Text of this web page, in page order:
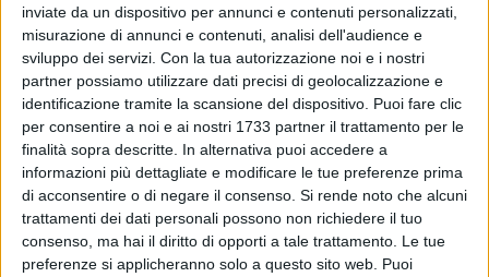
inviate da un dispositivo per annunci e contenuti personalizzati,
misurazione di annunci e contenuti, analisi dell'audience e
sviluppo dei servizi. Con la tua autorizzazione noi e i nostri
partner possiamo utilizzare dati precisi di geolocalizzazione e
identificazione tramite la scansione del dispositivo. Puoi fare clic
per consentire a noi e ai nostri 1733 partner il trattamento per le
finalità sopra descritte. In alternativa puoi accedere a
informazioni più dettagliate e modificare le tue preferenze prima
di acconsentire o di negare il consenso. Si rende noto che alcuni
trattamenti dei dati personali possono non richiedere il tuo
consenso, ma hai il diritto di opporti a tale trattamento. Le tue
preferenze si applicheranno solo a questo sito web. Puoi
7
La presidente del Consiglio, Valeria Mazzone, informa la
cittadinanza che la seduta straordinaria del Consiglio
Comunale si terrà nella Sala Consiliare del Palazzo di Città,
in 1^ convocazione lunedì 30 ottobre 2023 con inizio alle ore
16:30 ed occorrendo in 2^ convocazione venerdì 3 novembre
2023 alla stessa ora, per la trattazione dei seguenti
argomenti: